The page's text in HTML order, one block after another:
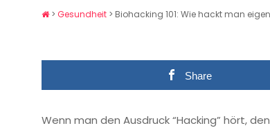
> Gesundheit > Biohacking 101: Wie hackt man
Share
Wenn man den Ausdruck “Hacking” hört,